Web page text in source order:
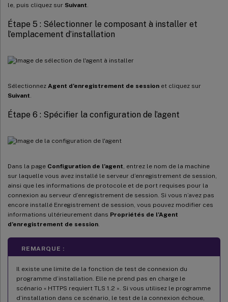
le, puis cliquez sur Suivant
Étape 5 : Sélectionner le composant à installer et
l’emplacement d’installation
Sélectionnez Agent d’enregistrement de session et cliquez sur
Suivant
Étape 6 : Spécifier la configuration de l’agent
Dans la page Configuration de l’agent , entrez le nom de la machine
sur laquelle vous avez installé le serveur d’enregistrement de session,
ainsi que les informations de protocole et de port requises pour la
connexion au serveur d’enregistrement de session. Si vous n’avez pas
encore installé Enregistrement de session, vous pouvez modifier ces
informations ultérieurement dans Propriétés de l’Agent
d’enregistrement de session
REMARQUE :
Il existe une limite de la fonction de test de connexion du
programme d’installation. Elle ne prend pas en charge le
scénario « HTTPS requiert TLS 1.2 ». Si vous utilisez le programme
d’installation dans ce scénario, le test de la connexion échoue,